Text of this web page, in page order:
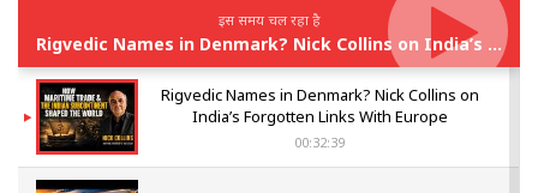
इस समय चल रहा है
Rigvedic Names in Denmark? Nick Collins on India’s Forgotten Links With Europe
Rigvedic Names in Denmark? Nick Collins on
India’s Forgotten Links With Europe
00:32:39